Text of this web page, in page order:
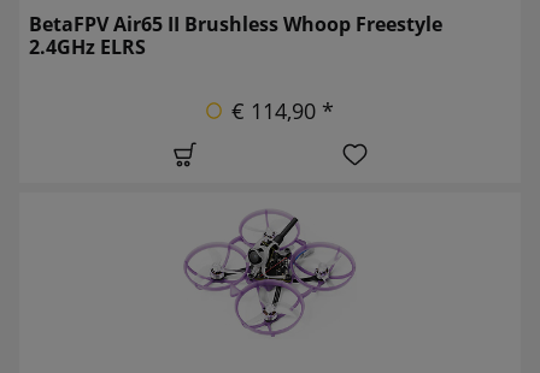
BetaFPV Air65 II Brushless Whoop Freestyle
2.4GHz ELRS
€ 114,90 *